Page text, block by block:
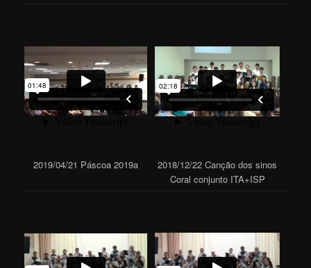
2019/04/21 Páscoa 2019a
2018/12/22 Canção dos sinos
Coral conjunto ITA+ISP